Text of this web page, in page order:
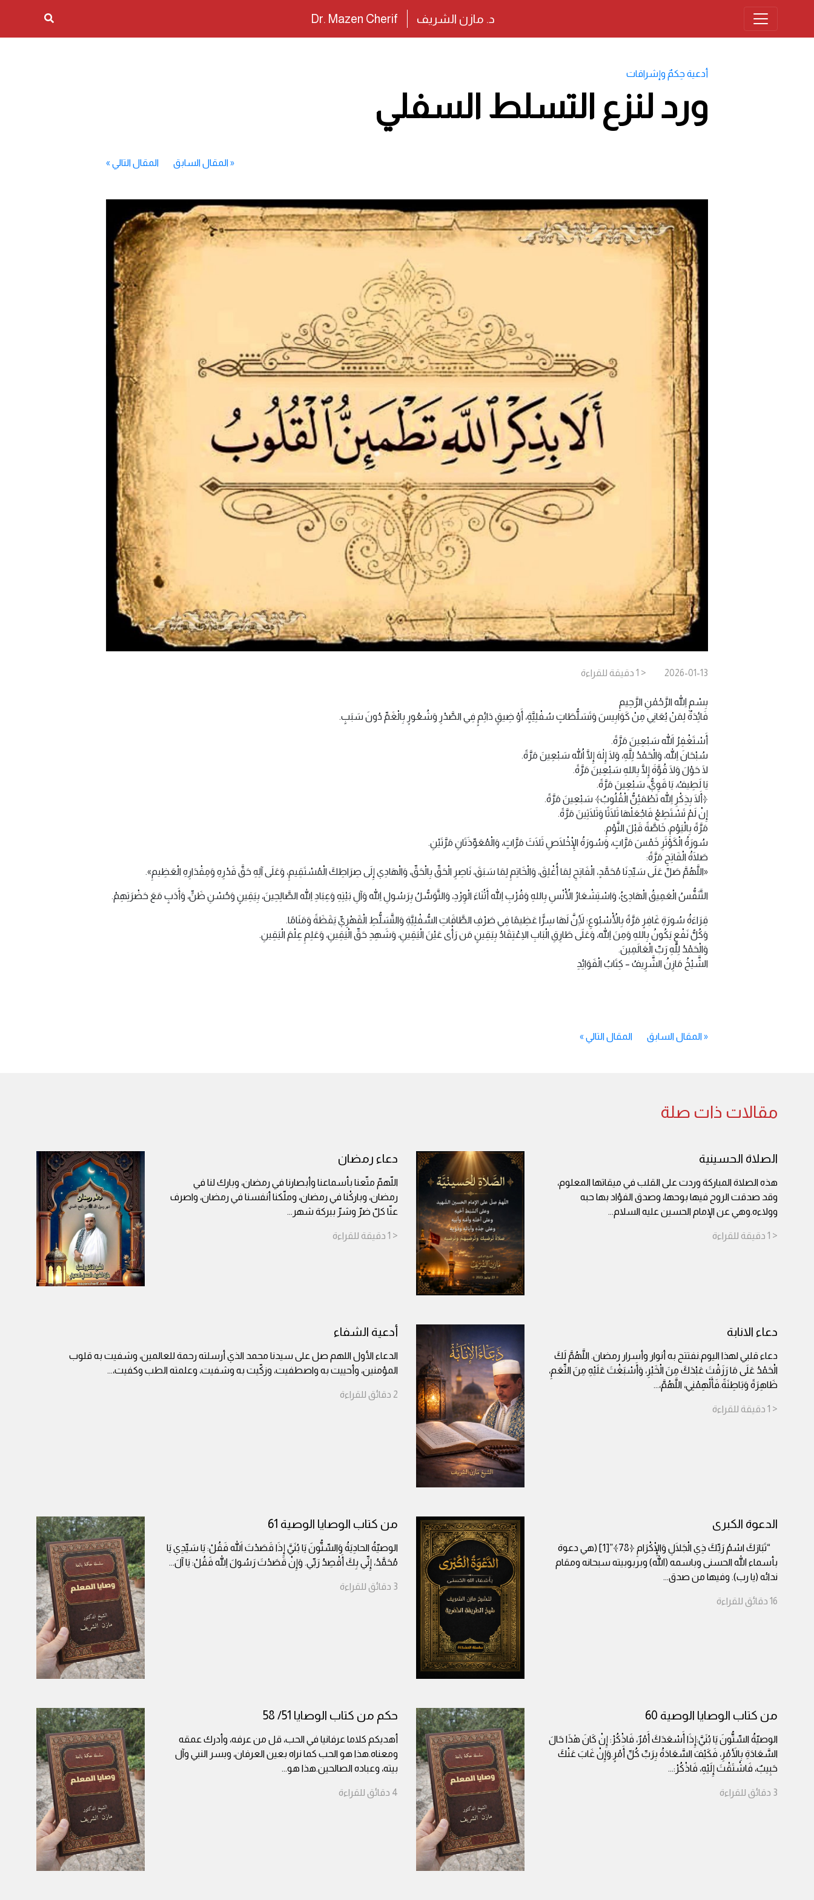
د. مازن الشريف Dr. Mazen Cherif
أدعية حِكمٌ وإشراقات
ورد لنزع التسلط السفلي
«المقال السابق المقال التالي »
2026-01-13
< 1 دقيقة للقراءة
بِسْمِ اللهِ الرَّحْمٰنِ الرَّحِيمِ
فَائِدَةٌ لِمَنْ يُعَانِي مِنْ كَوَابِيسَ وَتَسَلُّطَاتٍ سُفْلِيَّةٍ، أَوْ ضِيقٍ دَائِمٍ فِي الصَّدْرِ وَشُعُورٍ بِالْغَمِّ دُونَ سَبَبٍ.
أَسْتَغْفِرُ اللهَ سَبْعِينَ مَرَّةً.
سُبْحَانَ اللهِ، وَالْحَمْدُ لِلَّهِ، وَلَا إِلٰهَ إِلَّا اللهُ سَبْعِينَ مَرَّةً.
لَا حَوْلَ وَلَا قُوَّةَ إِلَّا بِاللهِ سَبْعِينَ مَرَّةً.
يَا لَطِيفُ، يَا قَوِيُّ، سَبْعِينَ مَرَّةً.
﴿أَلَا بِذِكْرِ اللهِ تَطْمَئِنُّ الْقُلُوبُ﴾ سَبْعِينَ مَرَّةً.
إِنْ لَمْ تَسْتَطِعْ فَاجْعَلْهَا ثَلَاثًا وَثَلَاثِينَ مَرَّةً.
مَرَّةً بِالْيَوْمِ، خَاصَّةً قَبْلَ النَّوْمِ.
سُورَةُ الْكَوْثَرِ خَمْسَ مَرَّاتٍ، وَسُورَةُ الْإِخْلَاصِ ثَلَاثَ مَرَّاتٍ، وَالْمُعَوِّذَتَانِ مَرَّتَيْنِ.
صَلَاةُ الْفَاتِحِ مَرَّةً:
«اللَّهُمَّ صَلِّ عَلَى سَيِّدِنَا مُحَمَّدٍ، الْفَاتِحِ لِمَا أُغْلِقَ، وَالْخَاتِمِ لِمَا سَبَقَ، نَاصِرِ الْحَقِّ بِالْحَقِّ، وَالْهَادِي إِلَى صِرَاطِكَ الْمُسْتَقِيمِ، وَعَلَى آلِهِ حَقَّ قَدْرِهِ وَمِقْدَارِهِ الْعَظِيمِ».
التَّنَفُّسُ الْعَمِيقُ الْهَادِئُ، وَاسْتِشْعَارُ الْأُنْسِ بِاللهِ وَقُرْبِ اللهِ أَثْنَاءَ الْوِرْدِ، وَالتَّوَسُّلُ بِرَسُولِ اللهِ وَآلِ بَيْتِهِ وَعِبَادِ اللهِ الصَّالِحِينَ، بِيَقِينٍ وَحُسْنِ ظَنٍّ، وَأَدَبٍ مَعَ حَضْرَتِهِمْ.
قِرَاءَةُ سُورَةِ غَافِرٍ مَرَّةً بِالْأُسْبُوعِ؛ لِأَنَّ لَهَا سِرًّا عَظِيمًا فِي صَرْفِ الطَّاقَاتِ السُّفْلِيَّةِ وَالتَّسَلُّطِ الْقَهْرِيِّ يَقَظَةً وَمَنَامًا.
وَكُلُّ نَفْعٍ يَكُونُ بِاللهِ وَمِنَ اللهِ، وَعَلَى طَارِقِ الْبَابِ الِاعْتِقَادُ بِيَقِينٍ مَن رَأْى عَيْنَ الْيَقِينِ، وَشَهِدِ حَقِّ الْيَقِينِ، وَعَلِمِ عِلْمَ الْيَقِينِ.
وَالْحَمْدُ لِلَّهِ رَبِّ الْعَالَمِينَ.
الشَّيْخُ مَازِنُ الشَّرِيفُ – كِتَابُ الْفَوَائِدِ
«المقال السابق المقال التالي »
مقالات ذات صلة
الصلاة الحسينية
هذه الصلاة المباركة وردت على القلب في ميقاتها المعلوم،
وقد صدقت الروح فيها بوحها، وصدق الفؤاد بها حبه
وولاءه.وهي عن الإمام الحسين عليه السلام...
< 1 دقيقة للقراءة
دعاء رمضان
اللّهمّ متّعنا بأسماعنا وأبصارنا في رمضان، وبارك لنا في
رمضان، وباركْنا في رمضان، وملّكنا أنفسنا في رمضان، واصرف
عنّا كلّ ضرّ وشرّ ببركة شهر ...
< 1 دقيقة للقراءة
دعاء الانابة
دعاء قلبي لهذا اليوم.نفتتح به أنوار وأسرار رمضان. اللَّهُمَّ لَكَ
الْحَمْدُ عَلَى مَا رَزَقْتَ عَبْدَكَ مِنَ الْخَيْرِ، وَأَسْبَغْتَ عَلَيْهِ مِنَ النِّعَمِ،
ظَاهِرَةً وَبَاطِنَةً.فَأَلْهِمْنِي، اللَّهُمَّ،...
< 1 دقيقة للقراءة
أدعية الشفاء
الدعاء الأول اللهم صل على سيدنا محمد الذي أرسلته رحمة للعالمين، وشفيت به قلوب
المؤمنين، وأحييت به واصطفيت، وزكّيت به وشفيت، وعلمته الطب وكفيت،...
2 دقائق للقراءة
الدعوة الكبرى
“تَبَارَكَ اسْمُ رَبِّكَ ذِي الْجَلَالِ وَالْإِكْرَامِ ﴿78﴾”[1] (هي دعوة
بأسماء الله الحسنى وباسمه (الله) وبربوبيته سبحانه ومقام
ندائه (يا رب). وفيها من صدق...
16 دقائق للقراءة
من كتاب الوصايا الوصية 61
الوصيّةُ الحادِيَةُ وَالسِّتُّونَ يَا بُنَيَّ إِذَا قَصَدْتَ اللهَ فَقُلْ: يَا سَيِّدِي يَا
مُحَمَّدُ، إِنِّي بِكَ أَقْصِدُ رَبِّي. وَإِنْ قَصَدْتَ رَسُولَ اللهِ فَقُلْ: يَا آلَ...
3 دقائق للقراءة
من كتاب الوصايا الوصية 60
الوصيّةُ السِّتُّونَ يَا بُنَيَّ:إِذَا أَسْعَدَكَ أَمْرٌ، فَاذْكُرْ: إِنْ كَانَ هٰذَا حَالَ
السَّعَادَةِ بِالأَمْرِ، فَكَيْفَ السَّعَادَةُ بِرَبِّ كُلِّ أَمْرٍ.وَإِنْ غَابَ عَنْكَ
حَبِيبٌ، فَاشْتَقْتَ إِلَيْهِ، فَاذْكُرْ:...
3 دقائق للقراءة
حكم من كتاب الوصايا 51/ 58
أهديكم كلاما عرفانيا في الحب، قل من عرفه، وأدرك عمقه
ومعناه.هذا هو الحب كما نراه بعين العرفان، وبسر النبي وآل
بيته، وعباده الصالحين.هذا هو...
4 دقائق للقراءة